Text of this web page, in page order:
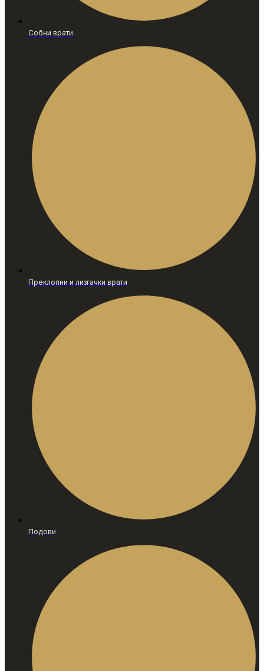
Собни врати
Преклопни и лизгачки врати
Подови